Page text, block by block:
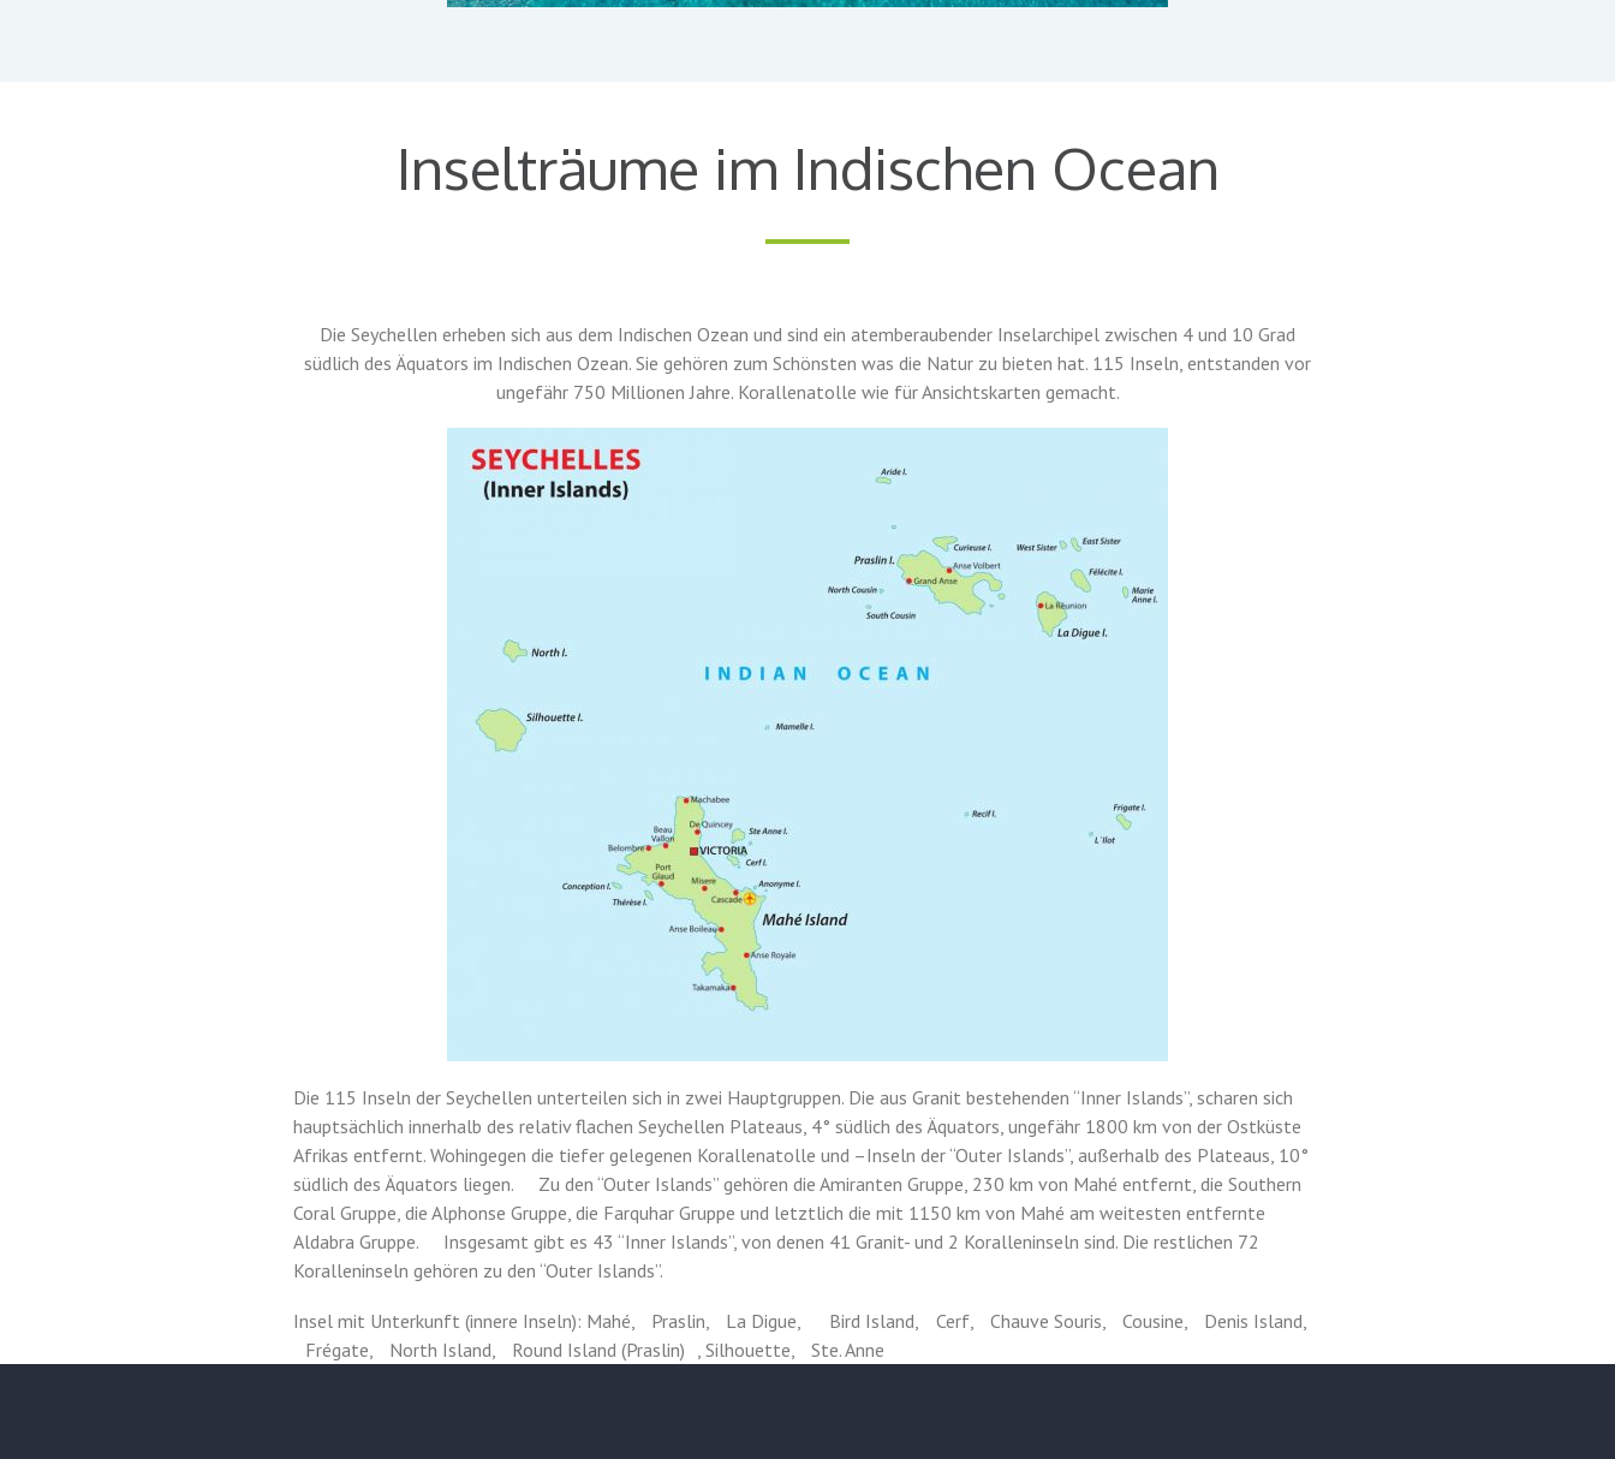
Inselträume im Indischen Ocean
Die Seychellen erheben sich aus dem Indischen Ozean und sind ein atemberaubender Inselarchipel zwischen 4 und 10 Grad
südlich des Äquators im Indischen Ozean. Sie gehören zum Schönsten was die Natur zu bieten hat. 115 Inseln, entstanden vor
ungefähr 750 Millionen Jahre. Korallenatolle wie für Ansichtskarten gemacht.
Die 115 Inseln der Seychellen unterteilen sich in zwei Hauptgruppen. Die aus Granit bestehenden “Inner Islands”, scharen sich
hauptsächlich innerhalb des relativ flachen Seychellen Plateaus, 4° südlich des Äquators, ungefähr 1800 km von der Ostküste
Afrikas entfernt. Wohingegen die tiefer gelegenen Korallenatolle und –Inseln der “Outer Islands”, außerhalb des Plateaus, 10°
südlich des Äquators liegen. Zu den “Outer Islands” gehören die Amiranten Gruppe, 230 km von Mahé entfernt, die Southern
Coral Gruppe, die Alphonse Gruppe, die Farquhar Gruppe und letztlich die mit 1150 km von Mahé am weitesten entfernte
Aldabra Gruppe. Insgesamt gibt es 43 “Inner Islands”, von denen 41 Granit- und 2 Koralleninseln sind. Die restlichen 72
Koralleninseln gehören zu den “Outer Islands”.
Insel mit Unterkunft (innere Inseln): Mahé, Praslin, La Digue, Bird Island, Cerf, Chauve Souris, Cousine, Denis Island,
Frégate, North Island, Round Island (Praslin) , Silhouette, Ste. Anne